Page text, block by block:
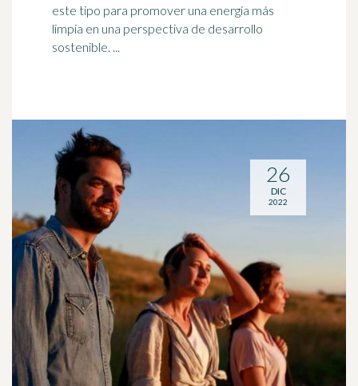
este tipo para promover una energía más
limpia en una perspectiva de desarrollo
sostenible . ...
26
DIC
2022